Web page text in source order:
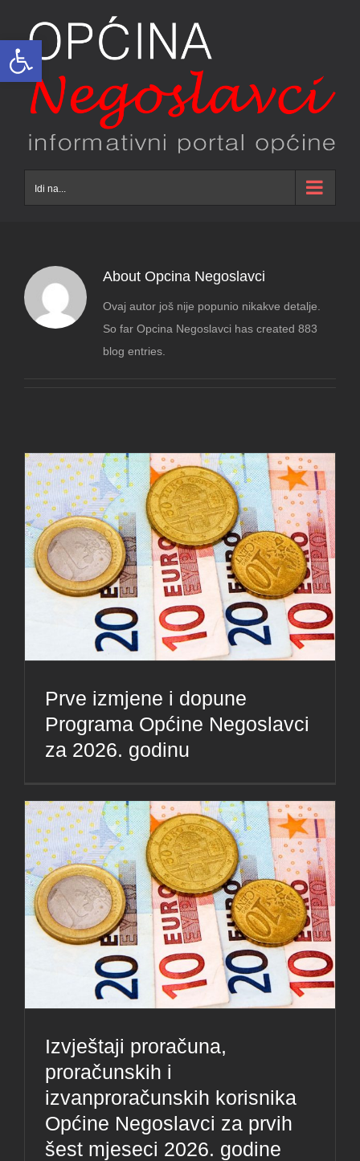
Open toolbar
content
Idi na...
About Opcina Negoslavci
Ovaj autor još nije popunio nikakve detalje.
So far Opcina Negoslavci has created 883
blog entries.
Prve izmjene i dopune
Programa Općine Negoslavci
za 2026. godinu
Izvještaji proračuna,
proračunskih i
izvanproračunskih korisnika
Općine Negoslavci za prvih
šest mjeseci 2026. godine